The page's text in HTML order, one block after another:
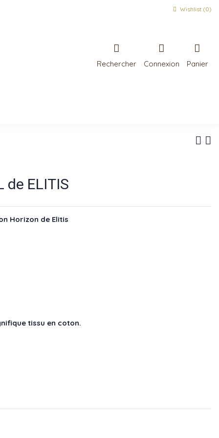
Wishlist (0)
Rechercher Connexion Panier
de ELITIS
Horizon de Elitis
tissu en coton.
42
882 80
- réf : LI 882 15